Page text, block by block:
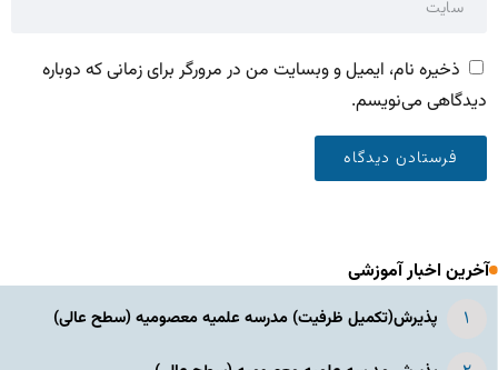
ذخیره نام، ایمیل و وبسایت من در مرورگر برای زمانی که دوباره
دیدگاهی می‌نویسم.
آخرین اخبار آموزشی
پذیرش(تکمیل ظرفیت) مدرسه علمیه معصومیه‌ (سطح عالی)